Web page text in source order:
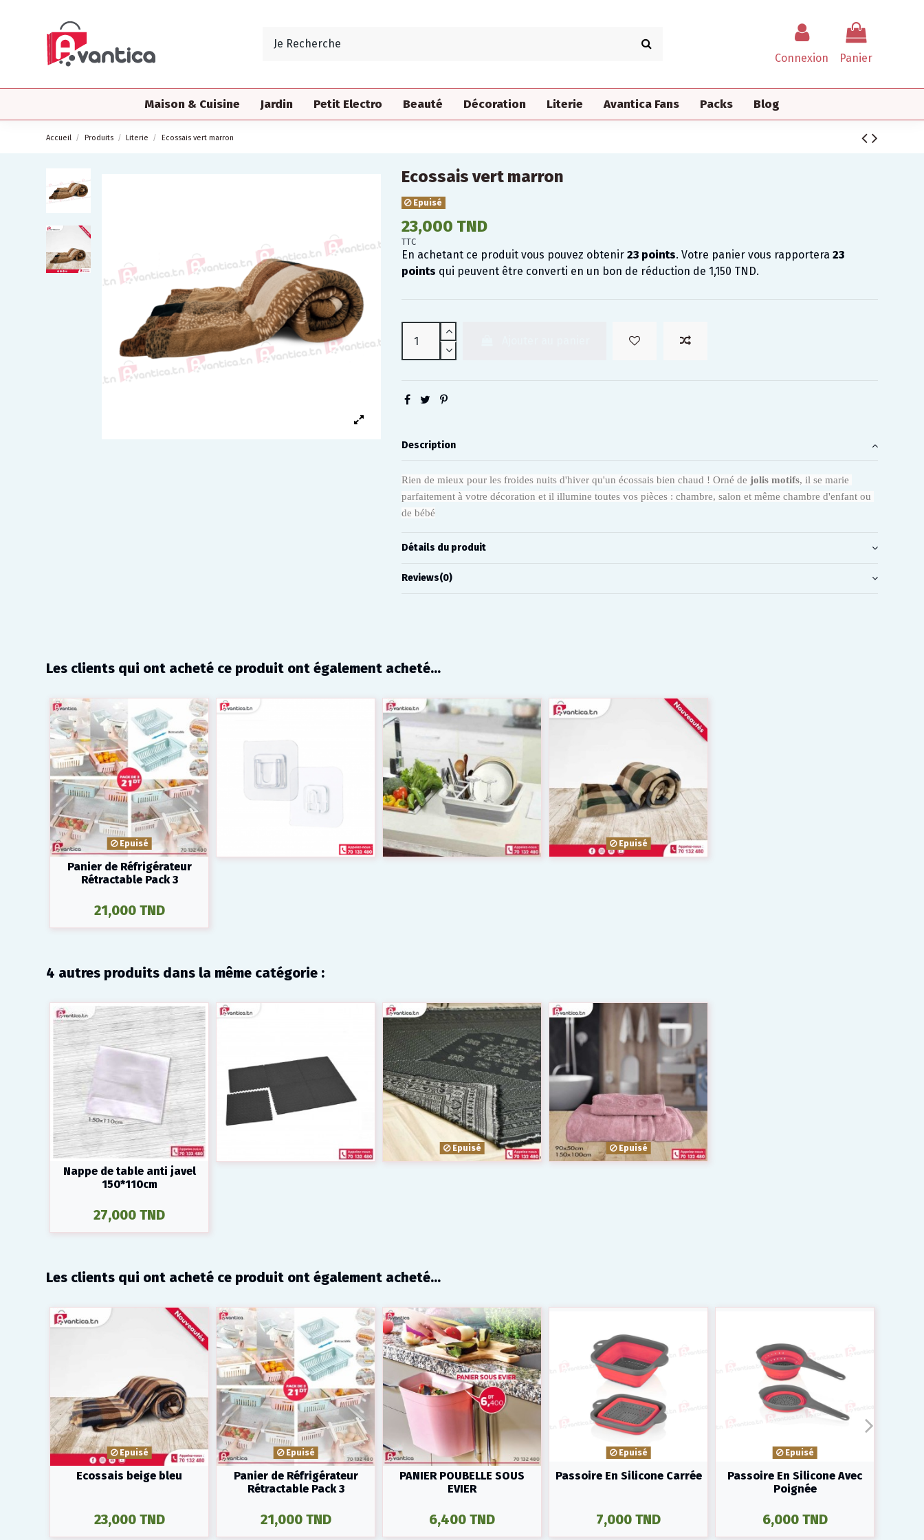
Connexion Panier
Maison & Cuisine Jardin Petit Electro Beauté Décoration Literie Avantica Fans Packs Blog
Accueil Produits Literie Ecossais vert marron
Ecossais vert marron
Epuisé
23,000 TND
TTC
En achetant ce produit vous pouvez obtenir 23points. Votre panier vous rapportera 23
points qui peuvent être converti en un bon de réduction de 1,150 TND.
Description
Rien de mieux pour les froides nuits d'hiver qu'un écossais bien chaud ! Orné de jolis motifs, il se marie
parfaitement à votre décoration et il illumine toutes vos pièces : chambre, salon et même chambre d'enfant ou
de bébé
Détails du produit
Reviews(0)
Les clients qui ont acheté ce produit ont également acheté...
Epuisé
Panier de Réfrigérateur
Rétractable Pack 3
21,000 TND
Epuisé
4 autres produits dans la même catégorie :
Nappe de table anti javel
150*110cm
27,000 TND
Epuisé Epuisé
Les clients qui ont acheté ce produit ont également acheté...
Epuisé
Ecossais beige bleu
23,000 TND
Epuisé
Panier de Réfrigérateur
Rétractable Pack 3
21,000 TND
PANIER POUBELLE SOUS
EVIER
6,400 TND
Epuisé
Passoire En Silicone Carrée
7,000 TND
Epuisé
Passoire En Silicone Avec
Poignée
6,000 TND